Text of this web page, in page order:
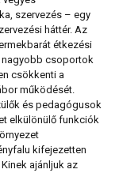
szervezés – egy
háttér. Az
étkezési
nagyobb csoportok
csökkenti a
működését.
és pedagógusok
elkülönülő funkciók
kifejezetten
ajánljuk az